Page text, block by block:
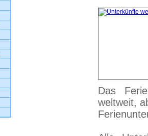
Das
weltweit,